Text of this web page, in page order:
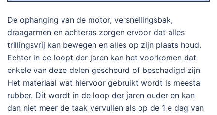
De ophanging van de motor, versnellingsbak,
draagarmen en achteras zorgen ervoor dat alles
trillingsvrij kan bewegen en alles op zijn plaats houd.
Echter in de loopt der jaren kan het voorkomen dat
enkele van deze delen gescheurd of beschadigd zijn.
Het materiaal wat hiervoor gebruikt wordt is meestal
rubber. Dit wordt in de loop der jaren ouder en kan
dan niet meer de taak vervullen als op de 1 e dag van